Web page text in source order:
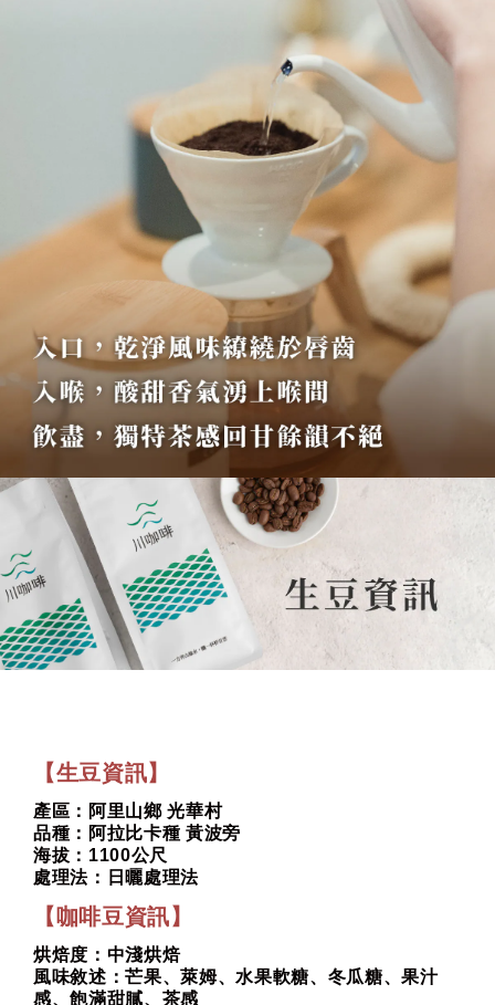
【生豆資訊】
產區：阿里山鄉 光華村
品種：阿拉比卡種 黃波旁
海拔：1100公尺
處理法：日曬處理法
【咖啡豆資訊】
烘焙度：中淺烘焙
風味敘述：芒果、萊姆、水果軟糖、冬瓜糖、果汁
感、飽滿甜膩、茶感